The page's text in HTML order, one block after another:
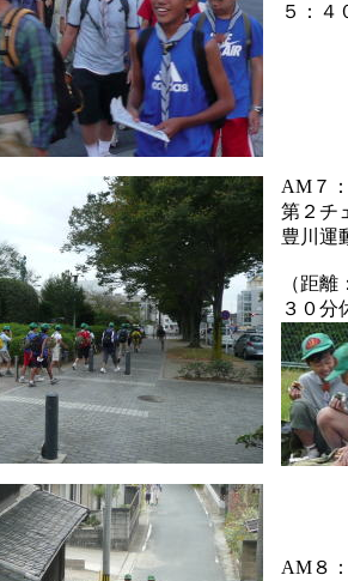
５：
AM７
第２
豊川
（距
３０分
AM８